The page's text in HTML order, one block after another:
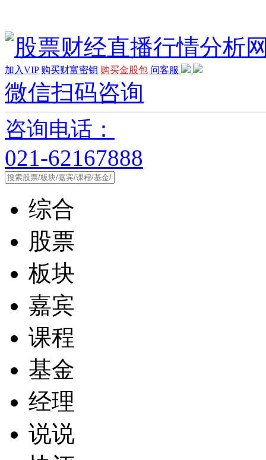
加入VIP 购买财富密钥 购买金股包 问客服
微信扫码咨询
咨询电话：
021-62167888
综合
股票
板块
嘉宾
课程
基金
经理
说说